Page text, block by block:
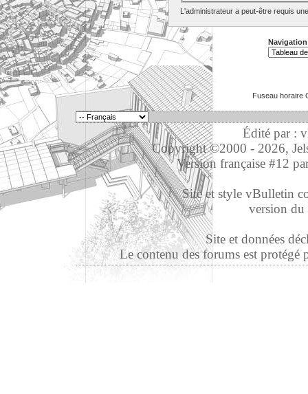
L'administrateur a peut-être requis
Fuseau horaire
Édité par :
Copyright ©2000 - 2026,
Version française #12
Site et style vBulletin
version
Site et données
Le contenu des forums est protégé